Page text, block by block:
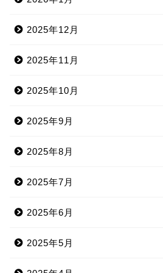
2025年12月
2025年11月
2025年10月
2025年9月
2025年8月
2025年7月
2025年6月
2025年5月